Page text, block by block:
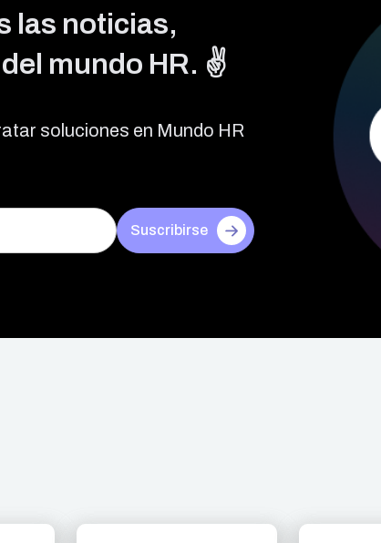
las noticias,
mundo HR. ✌️
soluciones en Mundo HR
Suscribirse